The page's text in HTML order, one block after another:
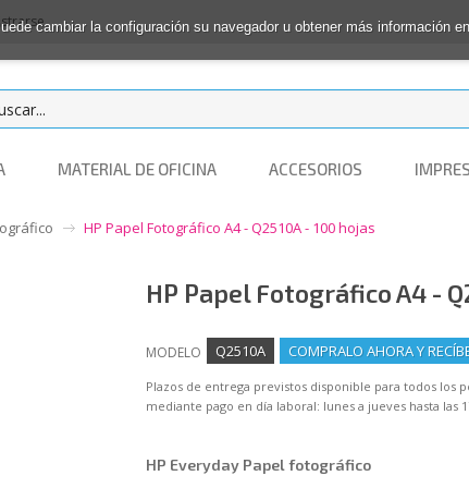
cambiar la configuración su navegador u obtener más información
MATERIAL DE OFICINA ACCESORIOS
HP Papel Fotográfico A4 - Q2510A - 100 hojas
HP Papel Fotográfico A4 -
MODELO Q2510A COMPRALO AHORA Y
Plazos de entrega previstos disponible para todos
mediante pago en día laboral: lunes a jueves hasta las
HP Everyday Papel fotográfico